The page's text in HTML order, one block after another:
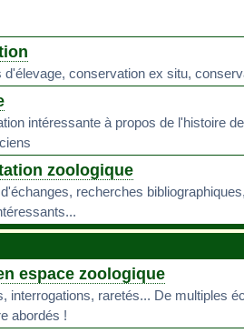
d'élevage, conservation ex situ,
intéressante à propos de l'histoire
zoologique
recherches
espace zoologique
interrogations, raretés... De multiples
abordés !